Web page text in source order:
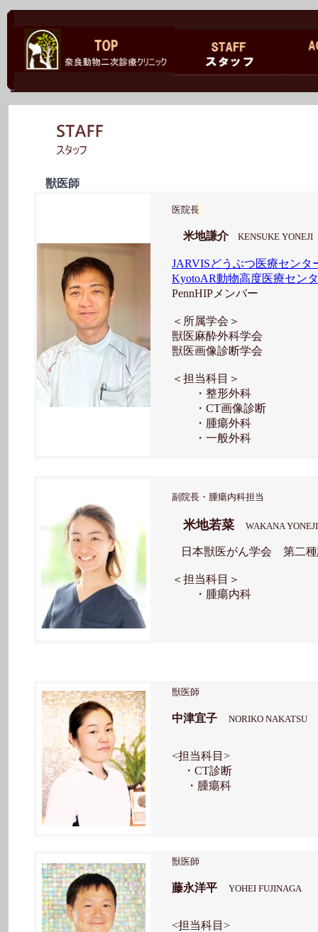
獣医師
医院長
米地謙介 KENSUKE YONEJI
JARVISどうぶつ医療センタ
KyotoAR動物高度医療セン
PennHIPメンバー
＜所属学会＞
獣医麻酔外科学会
獣医画像診断学会
＜担当科目＞
・整形外科
・CT画像診断
・腫瘍外科
・一般外科
副院長・腫瘍内科担当
米地若菜 WAKANA YONEJI
日本獣医がん学会 第二種
＜担当科目＞
・腫瘍内科
獣医師
中津宜子 NORIKO NAKATSU
<担当科目>
・CT診断
・腫瘍科
獣医師
藤永洋平 YOHEI FUJINAGA
<担当科目>